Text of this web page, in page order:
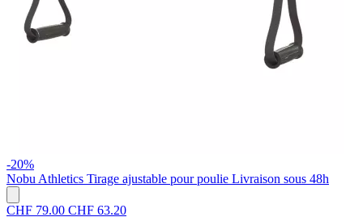
-20%
Nobu Athletics Tirage ajustable pour poulie Livraison sous 48h
CHF 79.00 CHF 63.20